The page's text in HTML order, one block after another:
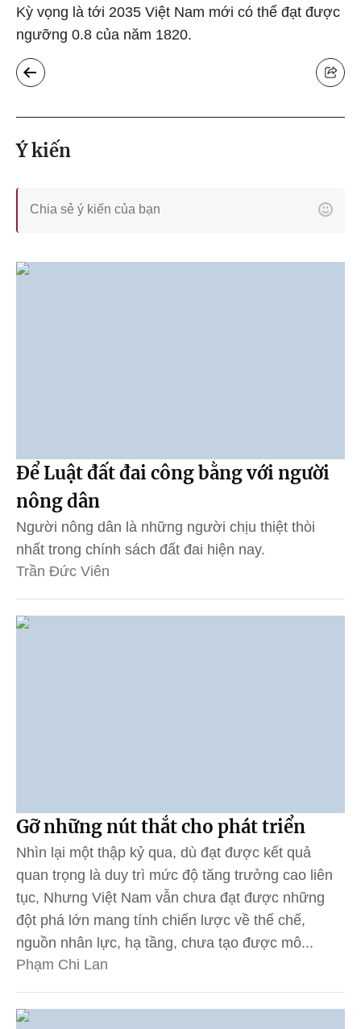
Kỳ vọng là tới 2035 Việt Nam mới có thể đạt được
ngưỡng 0.8 của năm 1820.
Ý kiến
Để Luật đất đai công bằng với người
nông dân
Người nông dân là những người chịu thiệt thòi
nhất trong chính sách đất đai hiện nay.
Trần Đức Viên
Gỡ những nút thắt cho phát triển
Nhìn lại một thập kỷ qua, dù đạt được kết quả
quan trọng là duy trì mức độ tăng trưởng cao liên
tục, Nhưng Việt Nam vẫn chưa đạt được những
đột phá lớn mang tính chiến lược về thể chế,
nguồn nhân lực, hạ tầng, chưa tạo được mô...
Phạm Chi Lan